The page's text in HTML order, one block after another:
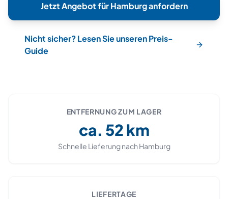
Jetzt Angebot fürHamburganfordern
Nicht sicher? Lesen Sie unseren Preis-
Guide
ENTFERNUNG ZUM LAGER
ca. 52km
Schnelle Lieferung nach Hamburg
LIEFERTAGE